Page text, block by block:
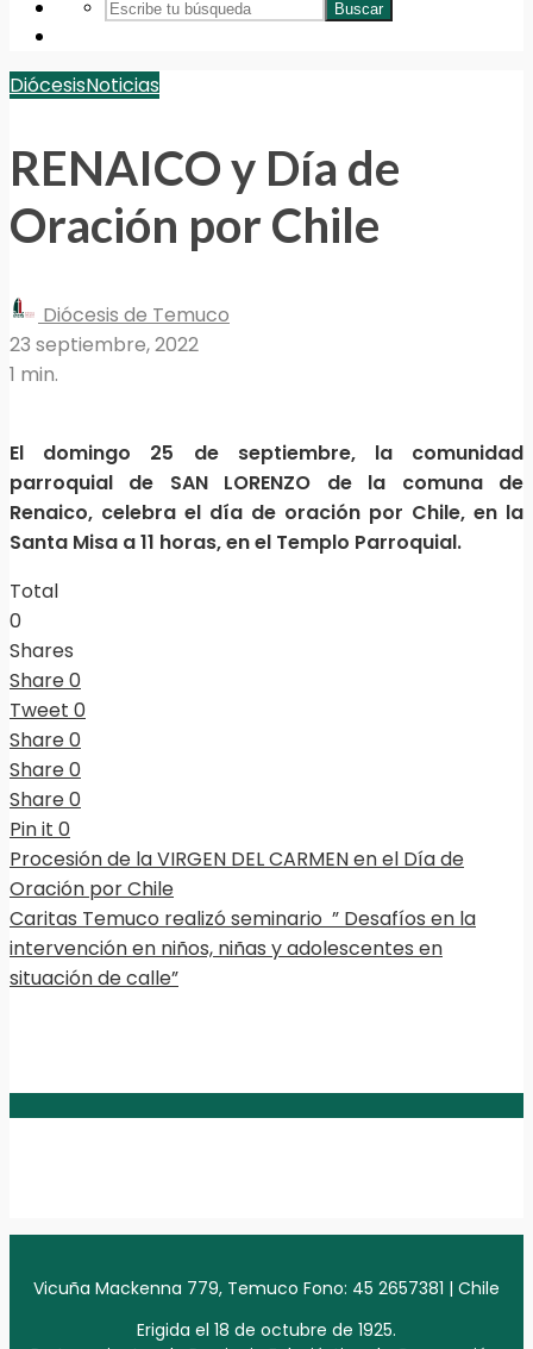
Buscar
DiócesisNoticias
RENAICO y Día de
Oración por Chile
Diócesis de Temuco
23 septiembre, 2022
1 min.
El domingo 25 de septiembre, la comunidad
parroquial de SAN LORENZO de la comuna de
Renaico, celebra el día de oración por Chile, en la
Santa Misa a 11 horas, en el Templo Parroquial.
Total
0
Shares
Share0
Tweet 0
Share0
Share0
Share0
Pin it 0
Procesión de la VIRGEN DEL CARMEN en el Día de
Oración por Chile
Caritas Temuco realizó seminario ” Desafíos en la
intervención en niños, niñas y adolescentes en
situación de calle”
Vicuña Mackenna 779, Temuco Fono: 45 2657381 | Chile
Erigida el 18 de octubre de 1925.